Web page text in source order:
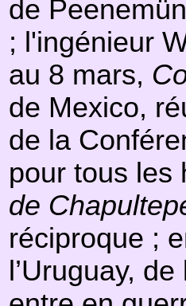
de
; l'ingénieur
au 8 mars,
de Mexico,
de la
pour tous les
de
réciproque ;
l’Uruguay,